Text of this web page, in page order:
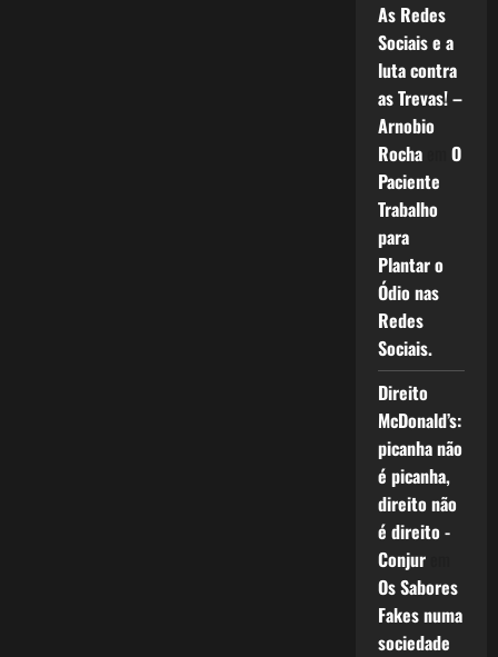
As Redes
Sociais e a
luta contra
as Trevas! –
Arnobio
Rochaem O
Paciente
Trabalho
para
Plantar o
Ódio nas
Redes
Sociais.
Direito
McDonald’s:
picanha não
é picanha,
direito não
é direito -
Conjurem
Os Sabores
Fakes numa
sociedade